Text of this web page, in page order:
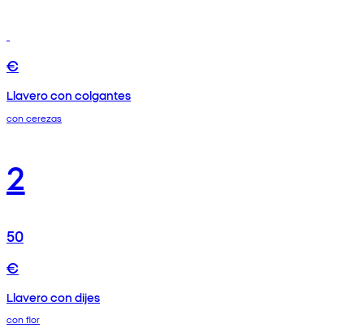
€
Llavero con colgantes
con cerezas
2
50
€
Llavero con dijes
con flor